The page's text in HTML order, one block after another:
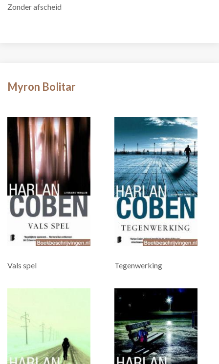
Zonder afscheid
Myron Bolitar
Vals spel Tegenwerking